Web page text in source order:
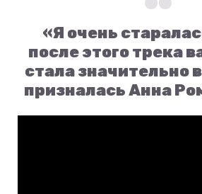
«Я очень
после этого трека
стала значительно
призналась Анна